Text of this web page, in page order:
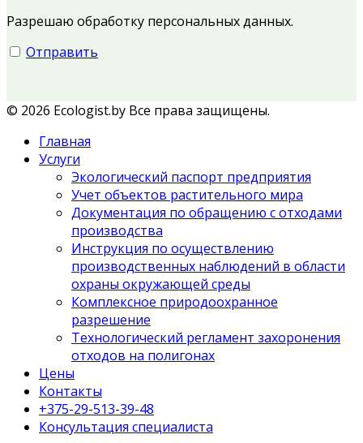
Разрешаю обработку персональных данных.
Отправить
© 2026 Ecologist.by Все права защищены.
Главная
Услуги
Экологический паспорт предприятия
Учет объектов растительного мира
Документация по обращению с отходами
производства
Инструкция по осуществлению
производственных наблюдений в области
охраны окружающей среды
Комплексное природоохранное
разрешение
Технологический регламент захоронения
отходов на полигонах
Цены
Контакты
+375-29-513-39-48
Консультация специалиста